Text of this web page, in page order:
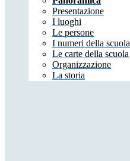
Presentazione
I luoghi
Le persone
I numeri della scuola
Le carte della scuola
Organizzazione
La storia